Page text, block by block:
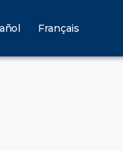
Français